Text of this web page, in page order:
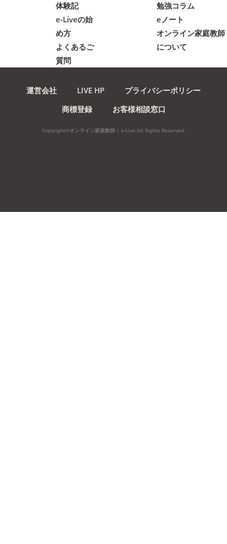
体験記
e-Liveの始
め方
よくあるご
質問
勉強コラム
eノート
オンライン家庭教師
について
運営会社 LIVE HP
プライバシーポリシー
商標登録
お客様相談窓口
Copyright©オンライン家庭教師 | e-Live All Rights Reserved.